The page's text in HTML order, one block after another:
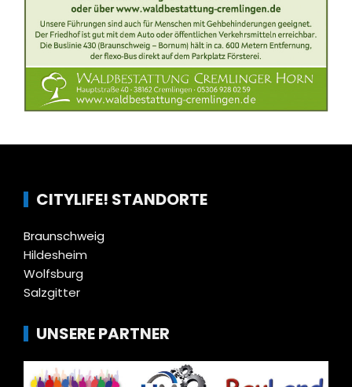
CITYLIFE! STANDORTE
Braunschweig
Hildesheim
Wolfsburg
Salzgitter
UNSERE PARTNER